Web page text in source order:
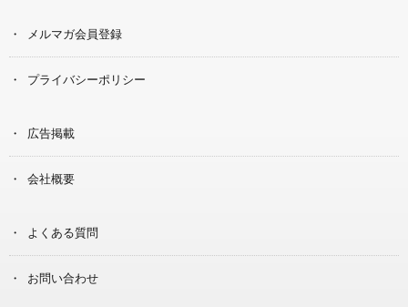
メルマガ会員登録
プライバシーポリシー
広告掲載
会社概要
よくある質問
お問い合わせ